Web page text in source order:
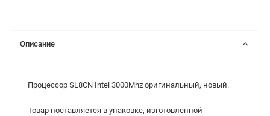
Описание
Процессор SL8CN Intel 3000Mhz оригинальный, новый.
Товар поставляется в упаковке, изготовленной